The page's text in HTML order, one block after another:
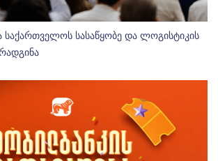
სასაწყობე და ლოგისტიკის